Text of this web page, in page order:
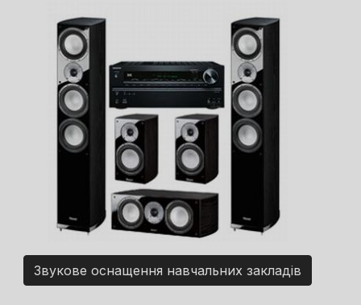
Звукове оснащення навчальних закладів